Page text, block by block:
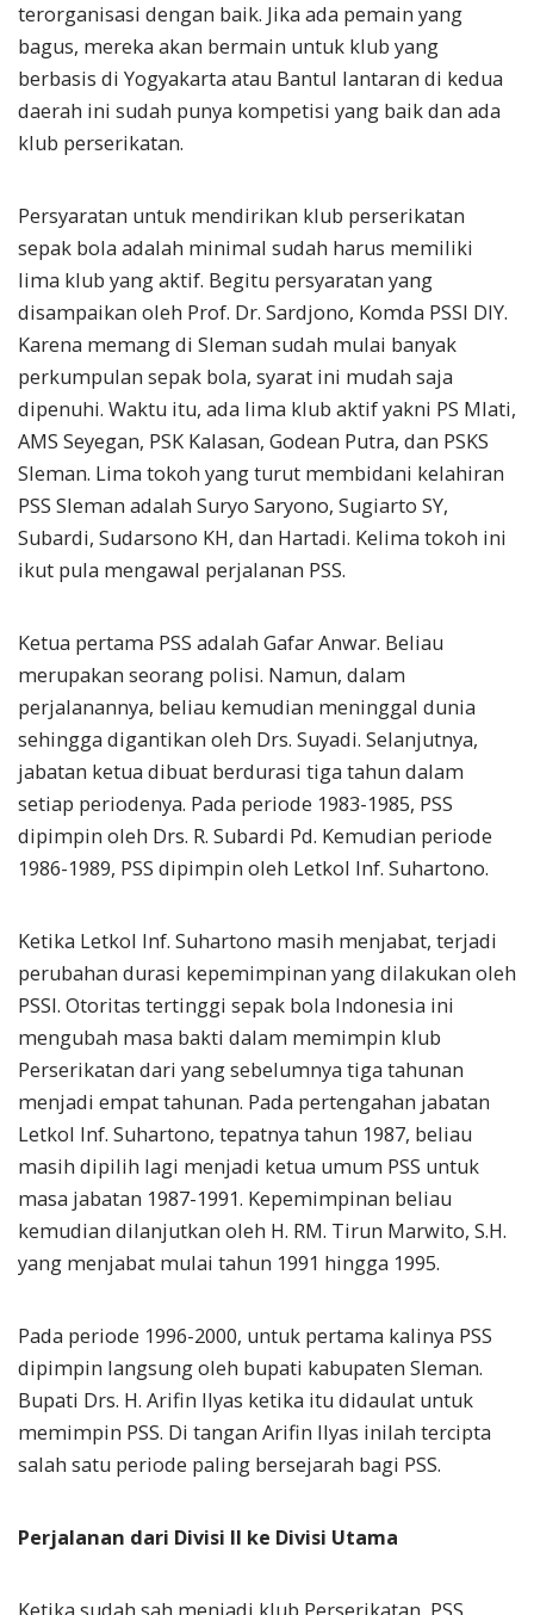
terorganisasi dengan baik. Jika ada pemain yang
bagus, mereka akan bermain untuk klub yang
berbasis di Yogyakarta atau Bantul lantaran di kedua
daerah ini sudah punya kompetisi yang baik dan ada
klub perserikatan.
Persyaratan untuk mendirikan klub perserikatan
sepak bola adalah minimal sudah harus memiliki
lima klub yang aktif. Begitu persyaratan yang
disampaikan oleh Prof. Dr. Sardjono, Komda PSSI DIY.
Karena memang di Sleman sudah mulai banyak
perkumpulan sepak bola, syarat ini mudah saja
dipenuhi. Waktu itu, ada lima klub aktif yakni PS Mlati,
AMS Seyegan, PSK Kalasan, Godean Putra, dan PSKS
Sleman. Lima tokoh yang turut membidani kelahiran
PSS Sleman adalah Suryo Saryono, Sugiarto SY,
Subardi, Sudarsono KH, dan Hartadi. Kelima tokoh ini
ikut pula mengawal perjalanan PSS.
Ketua pertama PSS adalah Gafar Anwar. Beliau
merupakan seorang polisi. Namun, dalam
perjalanannya, beliau kemudian meninggal dunia
sehingga digantikan oleh Drs. Suyadi. Selanjutnya,
jabatan ketua dibuat berdurasi tiga tahun dalam
setiap periodenya. Pada periode 1983-1985, PSS
dipimpin oleh Drs. R. Subardi Pd. Kemudian periode
1986-1989, PSS dipimpin oleh Letkol Inf. Suhartono.
Ketika Letkol Inf. Suhartono masih menjabat, terjadi
perubahan durasi kepemimpinan yang dilakukan oleh
PSSI. Otoritas tertinggi sepak bola Indonesia ini
mengubah masa bakti dalam memimpin klub
Perserikatan dari yang sebelumnya tiga tahunan
menjadi empat tahunan. Pada pertengahan jabatan
Letkol Inf. Suhartono, tepatnya tahun 1987, beliau
masih dipilih lagi menjadi ketua umum PSS untuk
masa jabatan 1987-1991. Kepemimpinan beliau
kemudian dilanjutkan oleh H. RM. Tirun Marwito, S.H.
yang menjabat mulai tahun 1991 hingga 1995.
Pada periode 1996-2000, untuk pertama kalinya PSS
dipimpin langsung oleh bupati kabupaten Sleman.
Bupati Drs. H. Arifin Ilyas ketika itu didaulat untuk
memimpin PSS. Di tangan Arifin Ilyas inilah tercipta
salah satu periode paling bersejarah bagi PSS.
Perjalanan dari Divisi II ke Divisi Utama